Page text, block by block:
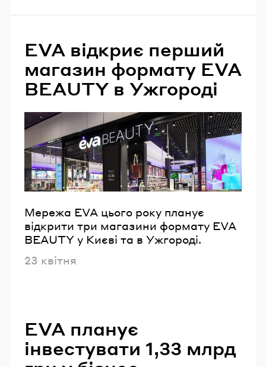
EVA відкриє перший
магазин формату EVA
BEAUTY в Ужгороді
Мережа EVA цього року планує
відкрити три магазини формату EVA
BEAUTY у Києві та в Ужгороді.
Опубліковано
23 квітня
EVA планує
інвестувати 1,33 млрд